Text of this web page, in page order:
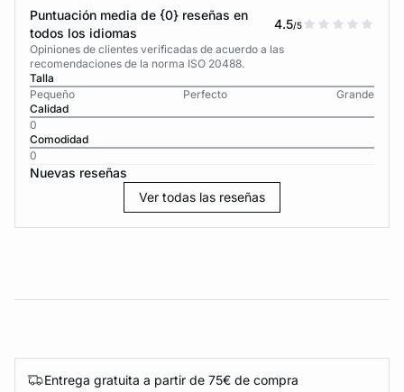
Puntuación media de {0} reseñas en
todos los idiomas
4.5/5
Opiniones de clientes verificadas de acuerdo a las
recomendaciones de la norma ISO 20488.
Talla
Pequeño
Perfecto
Grande
Calidad
0
Comodidad
0
Nuevas reseñas
Ver todas las reseñas
Entrega gratuita a partir de 75€ de compra